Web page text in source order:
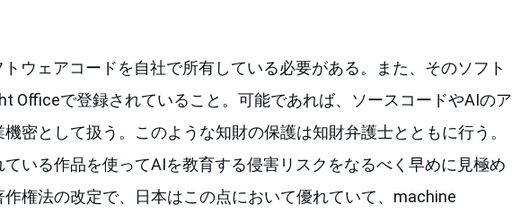
ウェアコードを自社で所有している必要がある。また、そのソフト
Officeで登録されていること。可能であれば、ソースコードやAIのア
密として扱う。このような知財の保護は知財弁護士とともに行う。
いる作品を使ってAIを教育する侵害リスクをなるべく早めに見極め
作権法の改定で、日本はこの点において優れていて、machine